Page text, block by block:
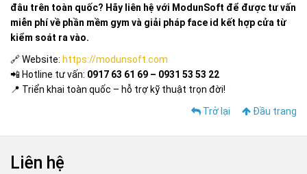
đâu trên toàn quốc? Hãy liên hệ với ModunSoft để được tư vấn
miễn phí về phần mềm gym và giải pháp face id kết hợp cửa từ
kiểm soát ra vào.
🔗 Website: https://modunsoft.com
📲 Hotline tư vấn: 0917 63 61 69 – 0931 53 53 22
📍 Triển khai toàn quốc – hỗ trợ kỹ thuật trọn đời!
Trở lại
Đầu trang
Liên hệ